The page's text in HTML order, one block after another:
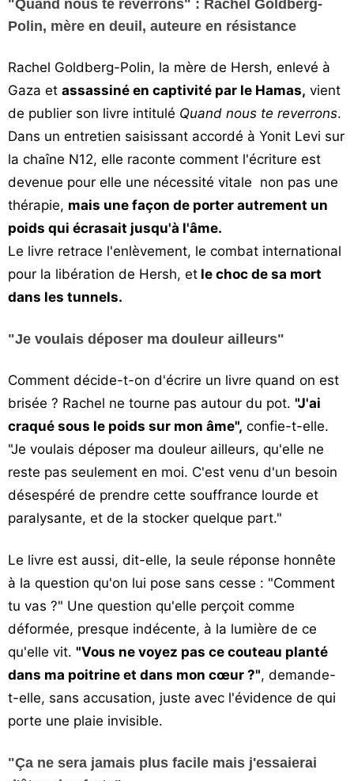
Vos
chroniques
Les
bonnes
adresses
"Quand nous te reverrons" : Rachel Goldberg-
Polin, mère en deuil, auteure en résistance
Rachel Goldberg-Polin, la mère de Hersh, enlevé à
Gaza et assassiné en captivité par le Hamas, vient
de publier son livre intitulé Quand nous te reverrons.
Dans un entretien saisissant accordé à Yonit Levi sur
la chaîne N12, elle raconte comment l'écriture est
devenue pour elle une nécessité vitale non pas une
thérapie, mais une façon de porter autrement un
poids qui écrasait jusqu'à l'âme.
Le livre retrace l'enlèvement, le combat international
pour la libération de Hersh, et le choc de sa mort
dans les tunnels.
"Je voulais déposer ma douleur ailleurs"
Comment décide-t-on d'écrire un livre quand on est
brisée ? Rachel ne tourne pas autour du pot. "J'ai
craqué sous le poids sur mon âme", confie-t-elle.
"Je voulais déposer ma douleur ailleurs, qu'elle ne
reste pas seulement en moi. C'est venu d'un besoin
désespéré de prendre cette souffrance lourde et
paralysante, et de la stocker quelque part."
Le livre est aussi, dit-elle, la seule réponse honnête
à la question qu'on lui pose sans cesse : "Comment
tu vas ?" Une question qu'elle perçoit comme
déformée, presque indécente, à la lumière de ce
qu'elle vit. "Vous ne voyez pas ce couteau planté
dans ma poitrine et dans mon cœur ?", demande-
t-elle, sans accusation, juste avec l'évidence de qui
porte une plaie invisible.
"Ça ne sera jamais plus facile mais j'essaierai